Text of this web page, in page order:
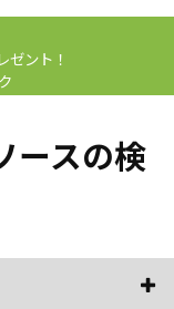
ゼント！
ースの検